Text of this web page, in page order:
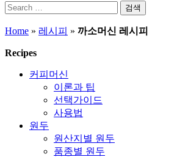
검
Home » 레시피 » 까소머신 레시피
레
(recipes)
Recipes
커피머신
이론과 팁
선택가이드
사용법
원두
원산지별 원두
품종별 원두